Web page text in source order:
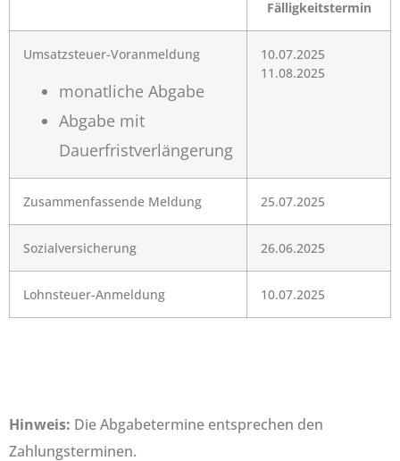
Fälligkeitstermin
Umsatzsteuer-Voranmeldung
monatliche Abgabe
Abgabe mit
Dauerfristverlängerung
10.07.2025
11.08.2025
Zusammenfassende Meldung 25.07.2025
Sozialversicherung 26.06.2025
Lohnsteuer-Anmeldung 10.07.2025
Hinweis: Die Abgabetermine entsprechen den
Zahlungsterminen.